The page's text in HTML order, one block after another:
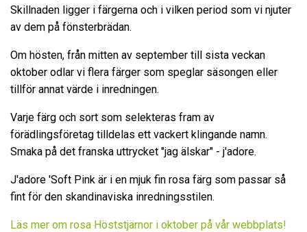
Skillnaden ligger i färgerna och i vilken period som vi njuter
av dem på fönsterbrädan.
Om hösten, från mitten av september till sista veckan
oktober odlar vi flera färger som speglar säsongen eller
tillför annat värde i inredningen.
Varje färg och sort som selekteras fram av
förädlingsföretag tilldelas ett vackert klingande namn.
Smaka på det franska uttrycket "jag älskar" - j'adore.
J'adore 'Soft Pink är i en mjuk fin rosa färg som passar så
fint för den skandinaviska inredningsstilen.
Läs mer om rosa Höststjärnor i oktober på vår webbplats!